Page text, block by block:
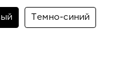
Темно-синий